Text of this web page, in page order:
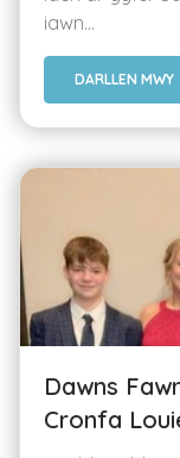
iawn...
DARLLEN MWY
Dawns
Cronfa